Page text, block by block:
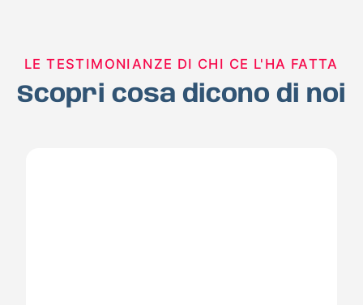
LE TESTIMONIANZE DI CHI CE L'HA FATTA
Scopri cosa dicono di noi